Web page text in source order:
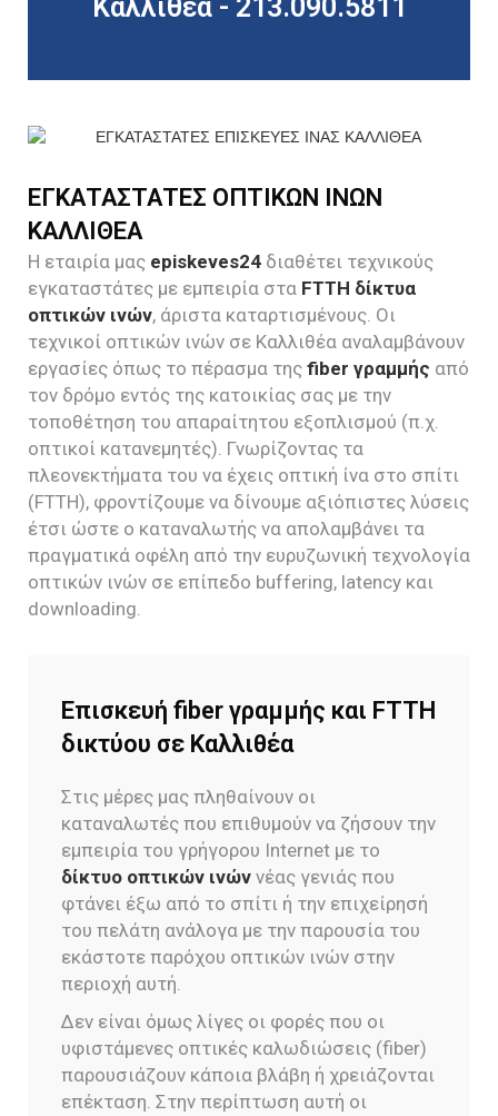
Καλλιθέα - 213.090.5811
ΕΓΚΑΤΑΣΤΑΤΕΣ ΟΠΤΙΚΩΝ ΙΝΩΝ
ΚΑΛΛΙΘΕΑ
Η εταιρία μας episkeves24 διαθέτει τεχνικούς
εγκαταστάτες με εμπειρία στα FTTH δίκτυα
οπτικών ινών, άριστα καταρτισμένους. Οι
τεχνικοί οπτικών ινών σε Καλλιθέα αναλαμβάνουν
εργασίες όπως το πέρασμα της fiber γραμμής από
τον δρόμο εντός της κατοικίας σας με την
τοποθέτηση του απαραίτητου εξοπλισμού (π.χ.
οπτικοί κατανεμητές). Γνωρίζοντας τα
πλεονεκτήματα του να έχεις οπτική ίνα στο σπίτι
(FTTH), φροντίζουμε να δίνουμε αξιόπιστες λύσεις
έτσι ώστε ο καταναλωτής να απολαμβάνει τα
πραγματικά οφέλη από την ευρυζωνική τεχνολογία
οπτικών ινών σε επίπεδο buffering, latency και
downloading.
Επισκευή fiber γραμμής και FTTH
δικτύου σε Καλλιθέα
Στις μέρες μας πληθαίνουν οι
καταναλωτές που επιθυμούν να ζήσουν την
εμπειρία του γρήγορου Internet με το
δίκτυο οπτικών ινών νέας γενιάς που
φτάνει έξω από το σπίτι ή την επιχείρησή
του πελάτη ανάλογα με την παρουσία του
εκάστοτε παρόχου οπτικών ινών στην
περιοχή αυτή.
Δεν είναι όμως λίγες οι φορές που οι
υφιστάμενες οπτικές καλωδιώσεις (fiber)
παρουσιάζουν κάποια βλάβη ή χρειάζονται
επέκταση. Στην περίπτωση αυτή οι